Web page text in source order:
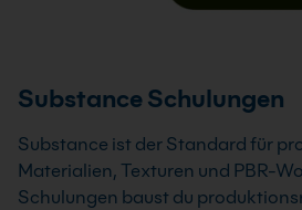
Substance Schulungen
Substance ist der Standard für
Materialien, Texturen und PBR-
Schulungen baust du